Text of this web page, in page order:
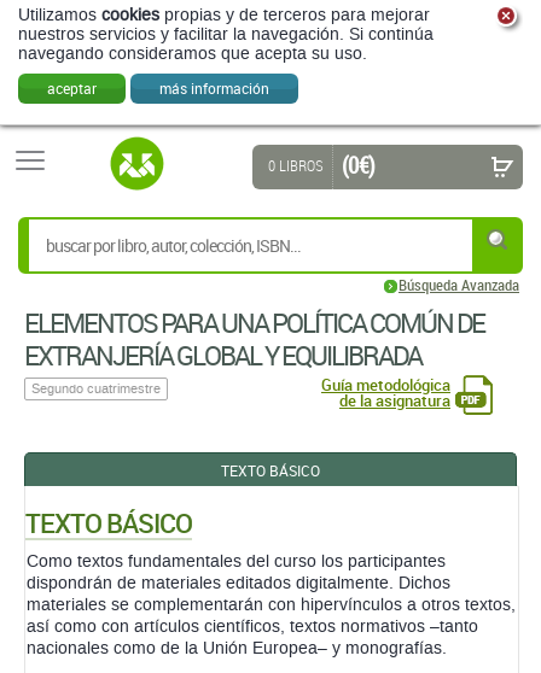
Utilizamos cookies propias y de terceros para mejorar
nuestros servicios y facilitar la navegación. Si continúa
navegando consideramos que acepta su uso.
aceptar más información
Búsqueda Avanzada
0 LIBROS (0 €)
ELEMENTOS PARA UNA POLÍTICA COMÚN DE
EXTRANJERÍA GLOBAL Y EQUILIBRADA
Segundo cuatrimestre Guía metodológica
de la asignatura
TEXTO BÁSICO
TEXTO BÁSICO
Como textos fundamentales del curso los participantes
dispondrán de materiales editados digitalmente. Dichos
materiales se complementarán con hipervínculos a otros textos,
así como con artículos científicos, textos normativos –tanto
nacionales como de la Unión Europea– y monografías.